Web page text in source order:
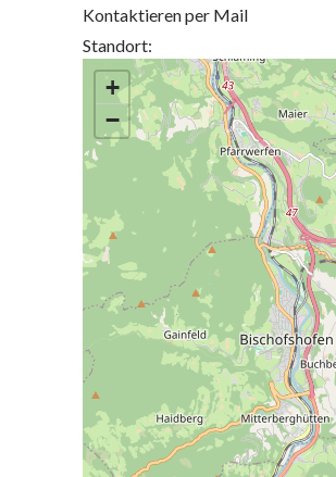
Kontaktieren per Mail
Standort:
+
−